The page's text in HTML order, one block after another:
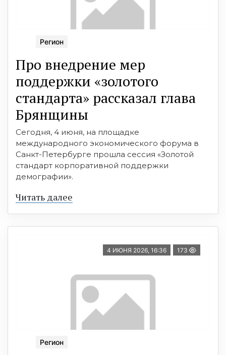
Регион
Про внедрение мер
поддержки «золотого
стандарта» рассказал глава
Брянщины
Сегодня, 4 июня, на площадке
международного экономического форума в
Санкт-Петербурге прошла сессия «Золотой
стандарт корпоративной поддержки
демографии».
Читать далее
4 ИЮНЯ 2026, 16:36 173
Регион